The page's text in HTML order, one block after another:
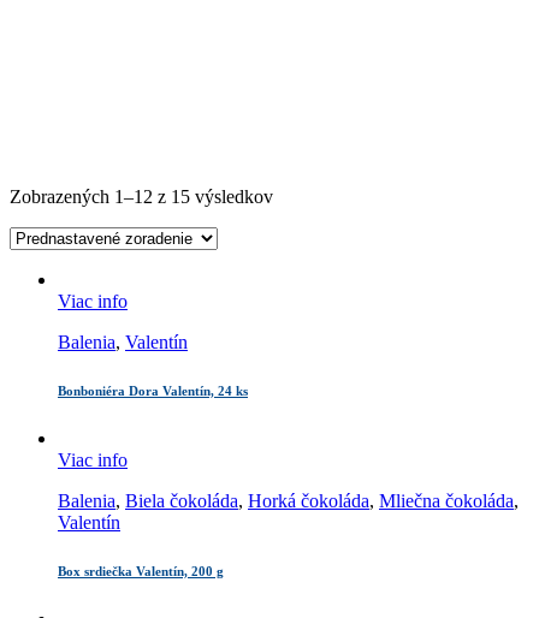
Zobrazených 1–12 z 15 výsledkov
Viac info
Balenia, Valentín
Bonboniéra Dora Valentín, 24 ks
Viac info
Balenia, Biela čokoláda, Horká čokoláda, Mliečna čokoláda,
Valentín
Box srdiečka Valentín, 200 g